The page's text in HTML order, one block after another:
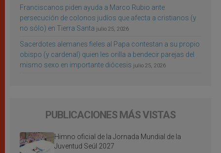
Franciscanos piden ayuda a Marco Rubio ante
persecución de colonos judíos que afecta a cristianos (y
no sólo) en Tierra Santa julio 25, 2026
Sacerdotes alemanes fieles al Papa contestan a su propio
obispo (y cardenal) quien les orilla a bendecir parejas del
mismo sexo en importante diócesis julio 25, 2026
PUBLICACIONES MÁS VISTAS
Himno oficial de la Jornada Mundial de la
Juventud Seúl 2027